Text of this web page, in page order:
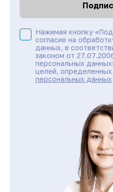
Нажимая кнопку
согласие на
данных, в
законом от
персональных
целей, определенных
персональных данных